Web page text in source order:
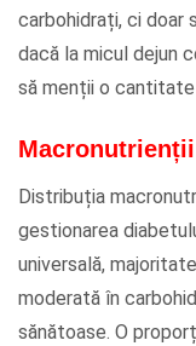
carbohidrați, ci doar
dacă la micul dejun
să menții o
Distribuția
gestionarea
universală,
moderată în
sănătoase. O